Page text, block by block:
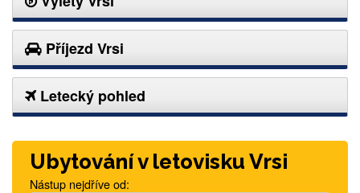
Příjezd Vrsi
Letecký pohled
Ubytování v letovisku Vrsi
Nástup nejdříve od: